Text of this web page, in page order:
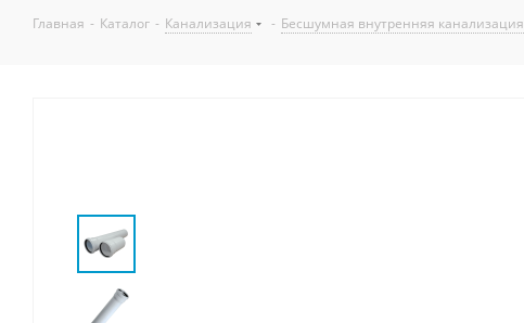
Главная - Каталог - Канализация - Бесшумная внутренняя канализация